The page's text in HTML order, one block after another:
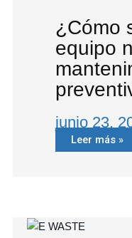
¿Cómo
equipo
junio 23,
Leer más »